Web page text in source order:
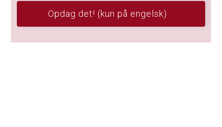
Opdag det! (kun på engelsk)